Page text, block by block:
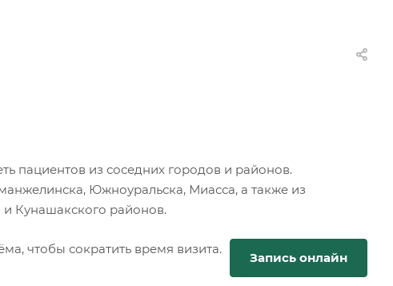
пациентов из соседних городов и районов.
Южноуральска, Миасса, а также из
и Кунашакского районов.
чтобы сократить время визита.
Запись онлайн